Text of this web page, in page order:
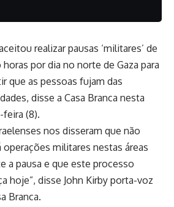
realizar pausas ‘militares’ de
por dia no norte de Gaza para
que as pessoas fujam das
disse a Casa Branca nesta
(8).
nos disseram que não
operações militares nestas áreas
a pausa e que este processo
hoje”, disse John Kirby porta-voz
Branca.